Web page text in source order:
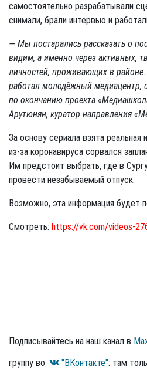
самостоятельно разрабатывали
снимали, брали интервью и
— Мы постарались рассказать о
видим, а именно через активных,
личностей, проживающих в
работал молодёжный
по окончанию проекта
Арутюнян, куратор направления
За основу сериала взята реальная
из-за коронавируса сорвался
Им предстоит выбрать, где в
провести незабываемый отпуск.
Возможно, эта информация будет
Смотреть: https://vk.com/videos-
Подписывайтесь на наш канал в
группу во
"ВКонтакте": там